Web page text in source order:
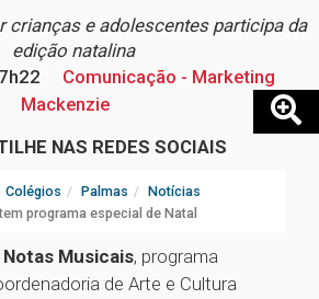
crianças e adolescentes participa da
edição natalina
Comunicação - Marketing
Mackenzie
NAS REDES SOCIAIS
Colégios Palmas
Notícias
programa especial de Natal
Notas Musicais, programa
de Arte e Cultura